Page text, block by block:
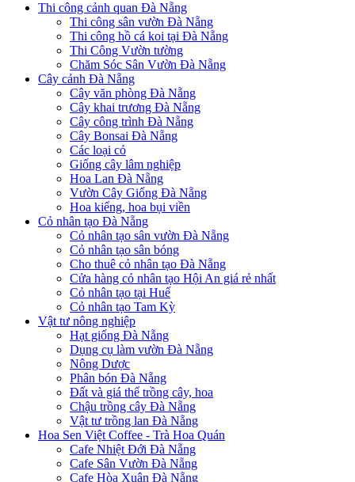
Thi công cảnh quan Đà Nẵng
Thi công sân vườn Đà Nẵng
Thi công hồ cá koi tại Đà Nẵng
Thi Công Vườn tường
Chăm Sóc Sân Vườn Đà Nẵng
Cây cảnh Đà Nẵng
Cây văn phòng Đà Nẵng
Cây khai trương Đà Nẵng
Cây công trình Đà Nẵng
Cây Bonsai Đà Nẵng
Các loại cỏ
Giống cây lâm nghiệp
Hoa Lan Đà Nẵng
Vườn Cây Giống Đà Nẵng
Hoa kiểng, hoa bụi viền
Cỏ nhân tạo Đà Nẵng
Cỏ nhân tạo sân vườn Đà Nẵng
Cỏ nhân tạo sân bóng
Cho thuê cỏ nhân tạo Đà Nẵng
Cửa hàng cỏ nhân tạo Hội An giá rẻ nhất
Cỏ nhân tạo tại Huế
Cỏ nhân tạo Tam Kỳ
Vật tư nông nghiệp
Hạt giống Đà Nẵng
Dụng cụ làm vườn Đà Nẵng
Nông Dược
Phân bón Đà Nẵng
Đất và giá thể trồng cây, hoa
Chậu trồng cây Đà Nẵng
Vật tư trồng lan Đà Nẵng
Hoa Sen Việt Coffee - Trà Hoa Quán
Cafe Nhiệt Đới Đà Nẵng
Cafe Sân Vườn Đà Nẵng
Cafe Hòa Xuân Đà Nẵng